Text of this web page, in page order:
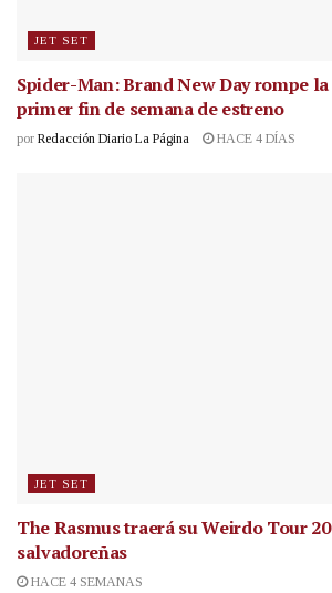
JET SET
Spider-Man: Brand New Day rompe
primer fin de semana de estreno
por Redacción Diario La Página HACE 4 DÍAS
JET SET
The Rasmus traerá su Weirdo Tour
salvadoreñas
HACE 4 SEMANAS